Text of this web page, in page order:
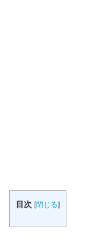
目次 [閉じる]